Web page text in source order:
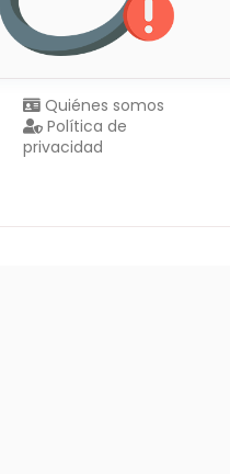
Quiénes somos
Política de
privacidad